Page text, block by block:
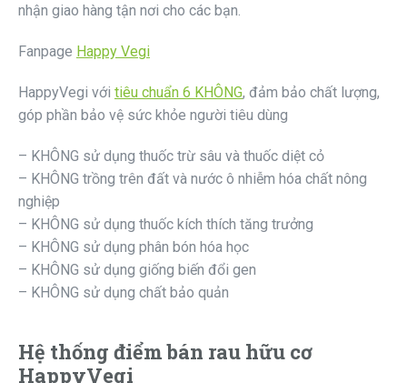
nhận giao hàng tận nơi cho các bạn.
Fanpage Happy Vegi
HappyVegi với tiêu chuẩn 6 KHÔNG, đảm bảo chất lượng,
góp phần bảo vệ sức khỏe người tiêu dùng
– KHÔNG sử dụng thuốc trừ sâu và thuốc diệt cỏ
– KHÔNG trồng trên đất và nước ô nhiễm hóa chất nông
nghiệp
– KHÔNG sử dụng thuốc kích thích tăng trưởng
– KHÔNG sử dụng phân bón hóa học
– KHÔNG sử dụng giống biến đổi gen
– KHÔNG sử dụng chất bảo quản
Hệ thống điểm bán rau hữu cơ
HappyVegi